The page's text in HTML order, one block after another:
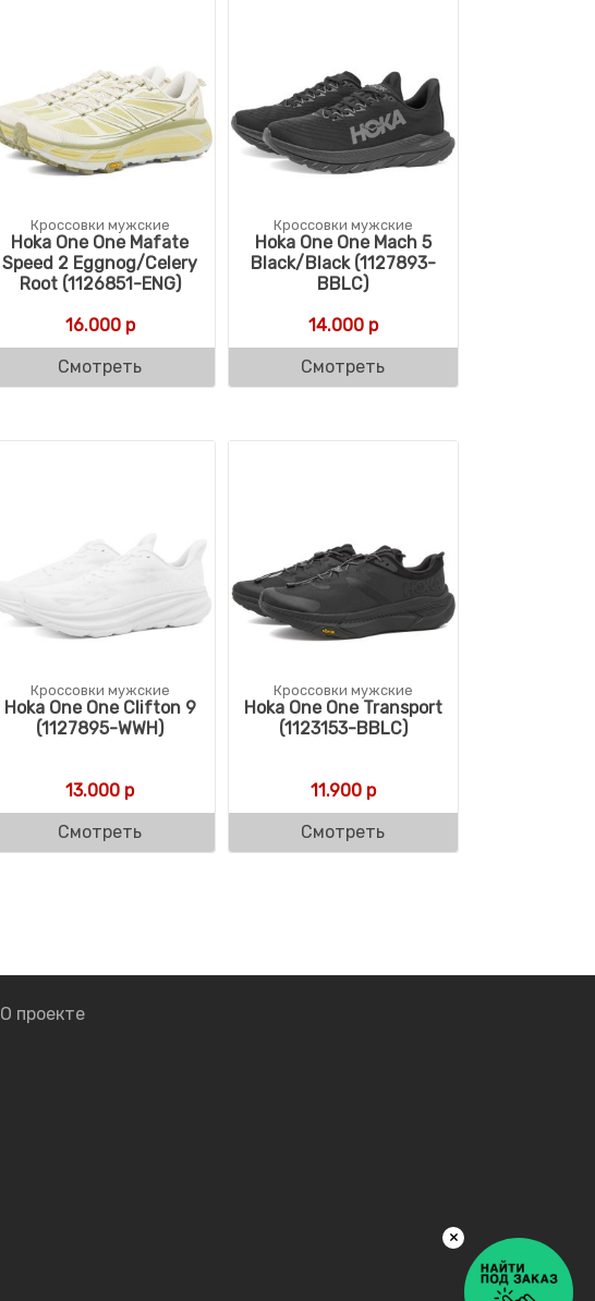
Кроссовки мужские
Hoka One One Mafate
Speed 2 Eggnog/Celery
Root (1126851-ENG)
16.000р
Смотреть
Кроссовки мужские
Hoka One One Mach 5
Black/Black (1127893-
BBLC)
14.000р
Смотреть
Кроссовки мужские
Hoka One One Clifton 9
(1127895-WWH)
13.000 р
Смотреть
Кроссовки мужские
Hoka One One Transport
(1123153-BBLC)
11.900р
Смотреть
О проекте
×